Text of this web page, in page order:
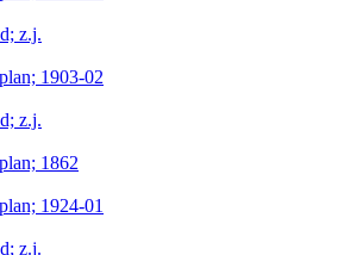
z.j.
1903-02
z.j.
1862
1924-01
z.j.